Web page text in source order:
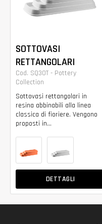
SOTTOVASI
RETTANGOLARI
Cod. SQ30T - Pottery
Collection
Sottovasi rettangolari in
resina abbinabili alla linea
classica di fioriere. Vengono
proposti in...
DETTAGLI